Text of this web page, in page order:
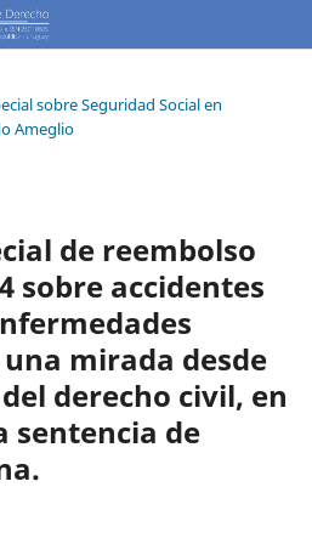
sobre Seguridad Social en
Ameglio
de reembolso
sobre accidentes
mirada desde
derecho civil, en
sentencia de